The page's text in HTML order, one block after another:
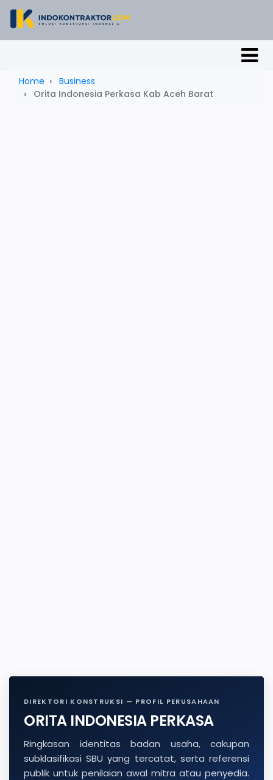
Home
Business
Orita Indonesia Perkasa Kab Aceh Barat
DIREKTORI KONSTRUKSI — PROFIL PERUSAHAAN
ORITA INDONESIA PERKASA
Ringkasan identitas badan usaha, cakupan
subklasifikasi SBU yang tercatat, serta referensi
publik untuk penilaian awal mitra atau penyedia.